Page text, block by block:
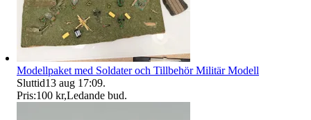
Modellpaket med Soldater och Tillbehör Militär Modell
Sluttid13 aug 17:09.
Pris:100 kr,Ledande bud.